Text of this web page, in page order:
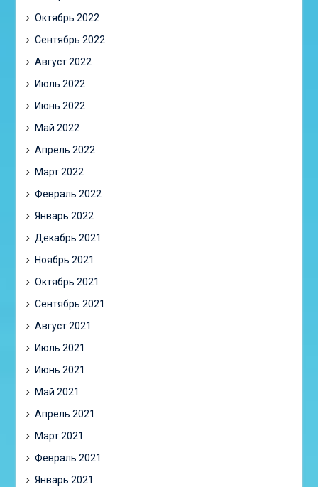
Октябрь 2022
Сентябрь 2022
Август 2022
Июль 2022
Июнь 2022
Май 2022
Апрель 2022
Март 2022
Февраль 2022
Январь 2022
Декабрь 2021
Ноябрь 2021
Октябрь 2021
Сентябрь 2021
Август 2021
Июль 2021
Июнь 2021
Май 2021
Апрель 2021
Март 2021
Февраль 2021
Январь 2021